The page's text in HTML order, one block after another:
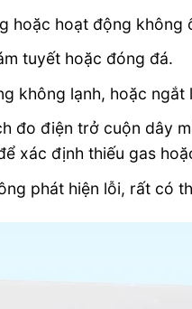
hoặc hoạt động không
tuyết hoặc đóng đá.
không lạnh, hoặc
đo điện trở cuộn dây
xác định thiếu gas
phát hiện lỗi, rất có